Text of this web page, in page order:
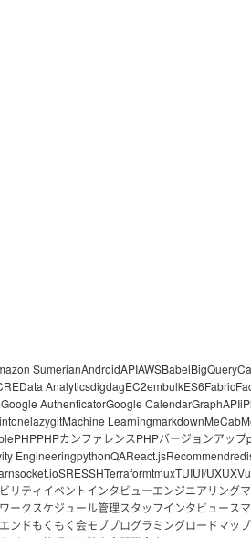
SumerianAndroidAPIAWSBabelBigQuery
Data AnalyticsdigdagEC2embulkES6Fabric
Google AuthenticatorGoogle CalendarGraphAPI
lazygitMachine LearningmarkdownMeCab
PHPPHPカンファレンスPHPバージョンアップ
EngineeringpythonQAReact.jsRecommend
socket.ioSRESSHTerraformtmuxTUIUI/UXUX
リティ イベントインタビューエンジニアリング
ークスケジュール管理スタッフインタビュース
ンドもくもく会モブプログラミングロードマップ